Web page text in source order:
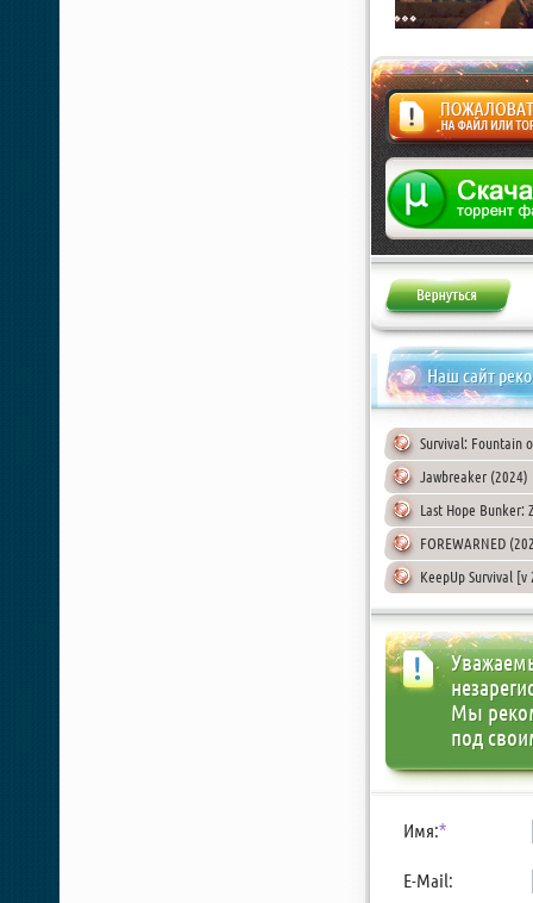
Жалоба
Наш сайт
Survival: Fountain
Jawbreaker (2024)
Last Hope Bunker:
FOREWARNED
KeepUp Survival
Мы
под
Имя:*
E-Mail: